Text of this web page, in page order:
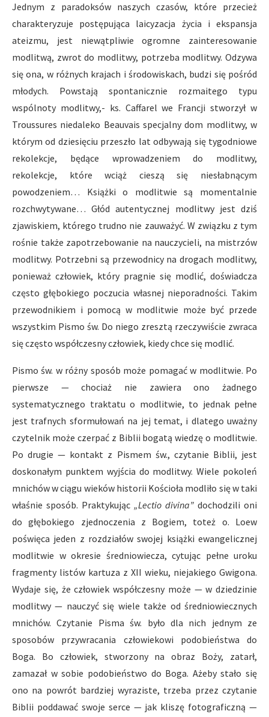
Jednym z paradoksów naszych czasów, które przecież
charakteryzuje postępująca laicyzacja życia i ekspansja
ateizmu, jest niewątpliwie ogromne zainteresowanie
modlitwą, zwrot do modlitwy, potrzeba modlitwy. Odzywa
się ona, w różnych krajach i środowiskach, budzi się pośród
młodych. Powstają spontanicznie rozmaitego typu
wspólnoty modlitwy,- ks. Caffarel we Francji stworzył w
Troussures niedaleko Beauvais specjalny dom modlitwy, w
którym od dziesięciu przeszło lat odbywają się tygodniowe
rekolekcje, będące wprowadzeniem do modlitwy,
rekolekcje, które wciąż cieszą się niesłabnącym
powodzeniem… Książki o modlitwie są momentalnie
rozchwytywane… Głód autentycznej modlitwy jest dziś
zjawiskiem, którego trudno nie zauważyć. W związku z tym
rośnie także zapotrzebowanie na nauczycieli, na mistrzów
modlitwy. Potrzebni są przewodnicy na drogach modlitwy,
ponieważ człowiek, który pragnie się modlić, doświadcza
często głębokiego poczucia własnej nieporadności. Takim
przewodnikiem i pomocą w modlitwie może być przede
wszystkim Pismo św. Do niego zresztą rzeczywiście zwraca
się często współczesny człowiek, kiedy chce się modlić.
Pismo św. w różny sposób może pomagać w modlitwie. Po
pierwsze — chociaż nie zawiera ono żadnego
systematycznego traktatu o modlitwie, to jednak pełne
jest trafnych sformułowań na jej temat, i dlatego uważny
czytelnik może czerpać z Biblii bogatą wiedzę o modlitwie.
Po drugie — kontakt z Pismem św., czytanie Biblii, jest
doskonałym punktem wyjścia do modlitwy. Wiele pokoleń
mnichów w ciągu wieków historii Kościoła modliło się w taki
właśnie sposób. Praktykując „Lectio divina” dochodzili oni
do głębokiego zjednoczenia z Bogiem, toteż o. Loew
poświęca jeden z rozdziałów swojej książki ewangelicznej
modlitwie w okresie średniowiecza, cytując pełne uroku
fragmenty listów kartuza z XII wieku, niejakiego Gwigona.
Wydaje się, że człowiek współczesny może — w dziedzinie
modlitwy — nauczyć się wiele także od średniowiecznych
mnichów. Czytanie Pisma św. było dla nich jednym ze
sposobów przywracania człowiekowi podobieństwa do
Boga. Bo człowiek, stworzony na obraz Boży, zatarł,
zamazał w sobie podobieństwo do Boga. Ażeby stało się
ono na powrót bardziej wyraziste, trzeba przez czytanie
Biblii poddawać swoje serce — jak kliszę fotograficzną —